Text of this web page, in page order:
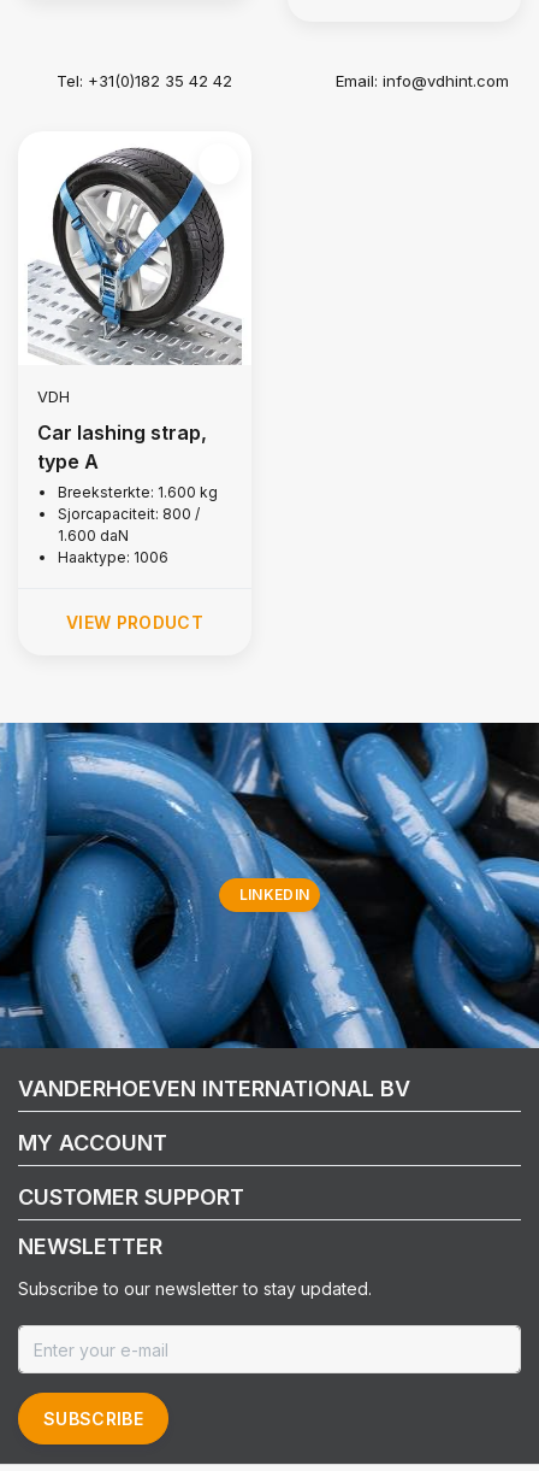
Tel: +31(0)182 35 42 42 Email:info@vdhint.com
VDH
Car lashing strap,
type A
Breeksterkte: 1.600 kg
Sjorcapaciteit: 800 /
1.600 daN
Haaktype: 1006
VIEW PRODUCT
LINKEDIN
VANDERHOEVEN INTERNATIONAL BV
MY ACCOUNT
CUSTOMER SUPPORT
NEWSLETTER
Subscribe to our newsletter to stay updated.
SUBSCRIBE